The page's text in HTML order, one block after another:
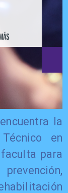
la
en
para